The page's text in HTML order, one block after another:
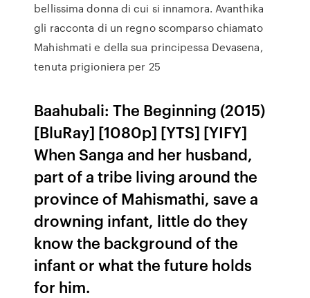
bellissima donna di cui si innamora. Avanthika
gli racconta di un regno scomparso chiamato
Mahishmati e della sua principessa Devasena,
tenuta prigioniera per 25
Baahubali: The Beginning (2015)
[BluRay] [1080p] [YTS] [YIFY]
When Sanga and her husband,
part of a tribe living around the
province of Mahismathi, save a
drowning infant, little do they
know the background of the
infant or what the future holds
for him.